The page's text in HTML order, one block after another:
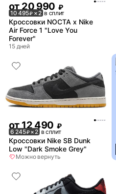
от20 990 ₽
10 495₽ × 2 в сплит
Кроссовки NOCTA x Nike
Air Force 1 "Love You
Forever"
15 дней
от12 490 ₽
6 245₽× 2 в сплит
Кроссовки Nike SB Dunk
Low "Dark Smoke Grey"
Можно вернуть